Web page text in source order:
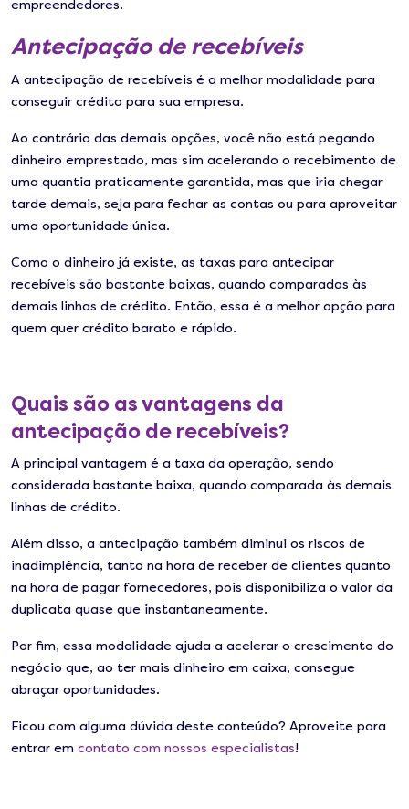
empreendedores.
Antecipação de recebíveis
A antecipação de recebíveis é a melhor modalidade para
conseguir crédito para sua empresa.
Ao contrário das demais opções, você não está pegando
dinheiro emprestado, mas sim acelerando o recebimento de
uma quantia praticamente garantida, mas que iria chegar
tarde demais, seja para fechar as contas ou para aproveitar
uma oportunidade única.
Como o dinheiro já existe, as taxas para antecipar
recebíveis são bastante baixas, quando comparadas às
demais linhas de crédito. Então, essa é a melhor opção para
quem quer crédito barato e rápido.
Quais são as vantagens da
antecipação de recebíveis?
A principal vantagem é a taxa da operação, sendo
considerada bastante baixa, quando comparada às demais
linhas de crédito.
Além disso, a antecipação também diminui os riscos de
inadimplência, tanto na hora de receber de clientes quanto
na hora de pagar fornecedores, pois disponibiliza o valor da
duplicata quase que instantaneamente.
Por fim, essa modalidade ajuda a acelerar o crescimento do
negócio que, ao ter mais dinheiro em caixa, consegue
abraçar oportunidades.
Ficou com alguma dúvida deste conteúdo? Aproveite para
entrar em contato com nossos especialistas!